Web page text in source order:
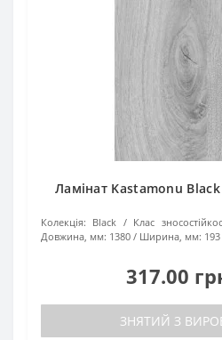
Ламінат Kastamonu
Колекція: Black Клас
Довжина, мм: 1380 Ширина, мм: 193
317.00
ЗНЯТИЙ З